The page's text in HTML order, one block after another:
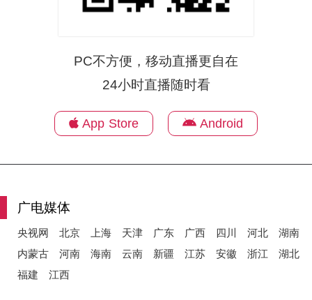
d
e
o
PC不方便，移动直播更自在
24小时直播随时看
App Store Android
广电媒体
央视网 北京 上海 天津 广东 广西 四川 河北
湖南
内蒙古
河南 海南 云南 新疆 江苏 安徽 浙江
湖北
福建
江西